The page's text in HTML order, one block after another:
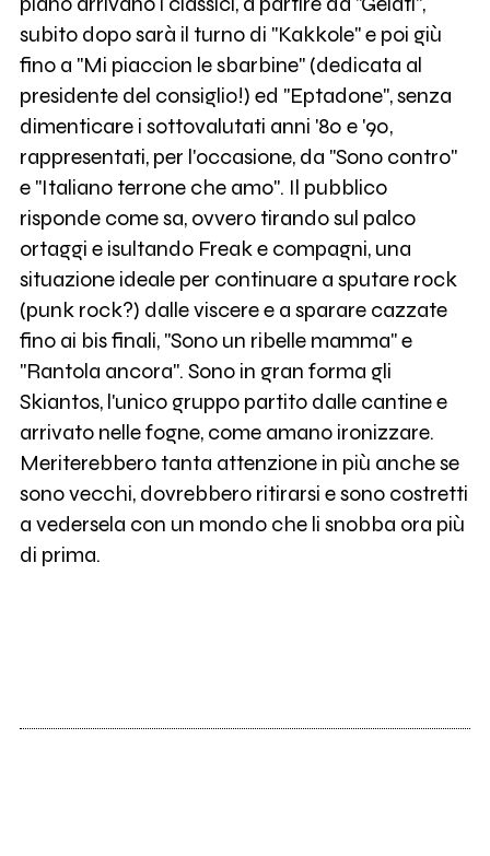
subito dopo sarà il turno di "Kakkole" e poi giù
fino a "Mi piaccion le sbarbine" (dedicata al
presidente del consiglio!) ed "Eptadone", senza
dimenticare i sottovalutati anni '80 e '90,
rappresentati, per l'occasione, da "Sono contro"
e "Italiano terrone che amo". Il pubblico
risponde come sa, ovvero tirando sul palco
ortaggi e isultando Freak e compagni, una
situazione ideale per continuare a sputare rock
(punk rock?) dalle viscere e a sparare cazzate
fino ai bis finali, "Sono un ribelle mamma" e
"Rantola ancora". Sono in gran forma gli
Skiantos, l'unico gruppo partito dalle cantine e
arrivato nelle fogne, come amano ironizzare.
Meriterebbero tanta attenzione in più anche se
sono vecchi, dovrebbero ritirarsi e sono costretti
a vedersela con un mondo che li snobba ora più
di prima.